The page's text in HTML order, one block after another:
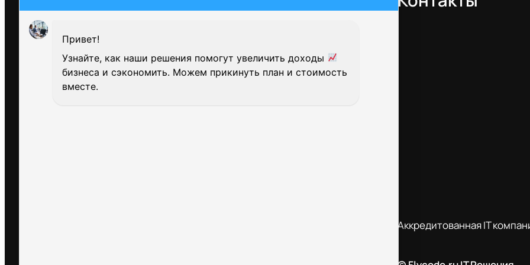
Привет!
Узнайте, как наши решения помогут увеличить доходы
бизнеса и сэкономить. Можем прикинуть план и стоимость
вместе.
Аккредитованная IT